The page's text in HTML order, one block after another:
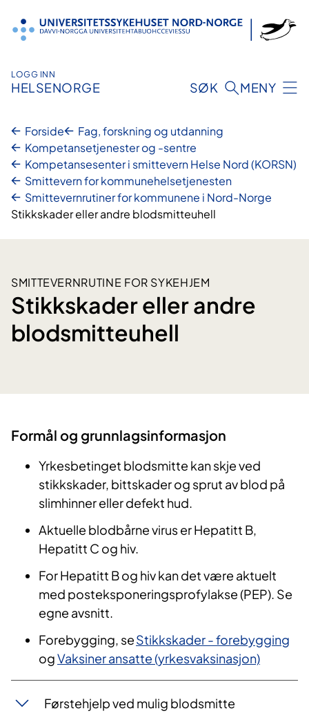
innhold
LOGG INN
HELSENORGE SØK MENY
Forside
Fag, forskning og utdanning
Kompetansetjenester og -sentre
Kompetansesenter i smittevern Helse Nord (KORSN)​
Smittevern for kommune­­helsetjenesten
Smittevernrutiner for kommunene i Nord-Norge
Stikkskader eller andre blodsmitteuhell
SMITTEVERNRUTINE FOR SYKEHJEM
Stikkskader eller andre
blodsmitteuhell
Formål og grunnlagsinformasjon
​Yrkesbetinget blodsmitte kan skje ved
stikkskader, bittskader og sprut av blod på
slimhinner eller defekt hud.
Aktuelle blodbårne virus er Hepatitt B,
Hepatitt C og hiv.
For Hepatitt B og hivkan det være aktuelt
med posteksponeringsprofylakse (PEP). Se
egne avsnitt.
Forebygging, seStikkskader - forebygging
ogVaksiner ansatte (yrkesvaksinasjon)
Førstehjelp ved mulig blodsmitte